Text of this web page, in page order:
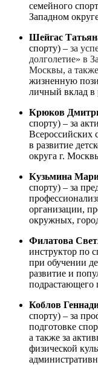
семейного
Западном
Шейгас
спорту) – за
долголетие» в
Москвы, а также
жизненную
личный вклад в
Крюков
спорту) – за
Всероссийских
в развитие
округа г.
Кузьмина
спорту) – за
организации,
окружных,
Филатова
инструктор по
при обучении
развитие и
подрастающего
Коблов
спорту) – за
подготовке
а также за
физической